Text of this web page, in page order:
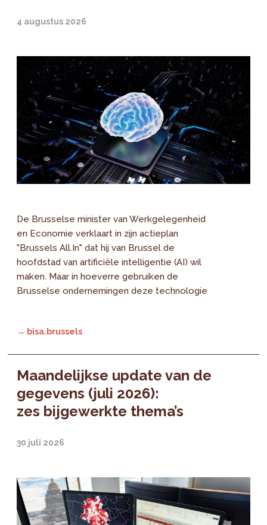
4 augustus 2026
De Brusselse minister van Werkgelegenheid
en Economie verklaart in zijn actieplan
"Brussels All.In" dat hij van Brussel de
hoofdstad van artificiële intelligentie (AI) wil
maken. Maar in hoeverre gebruiken de
Brusselse ondernemingen deze technologie
→ bisa.brussels
Maandelijkse update van de
gegevens (juli 2026):
zes bijgewerkte thema’s
30 juli 2026